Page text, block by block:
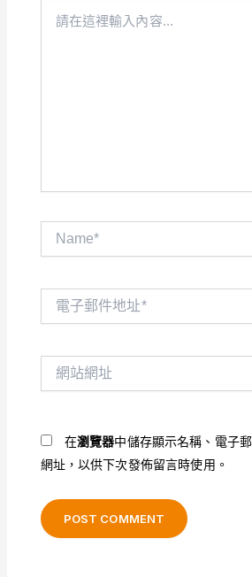
在瀏覽器中儲存顯示名稱、電子
網址，以供下次發佈留言時使用。